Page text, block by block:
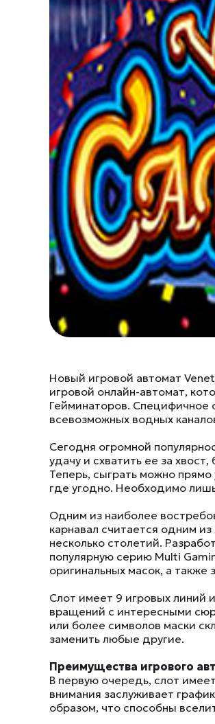
Новый игровой автомат
игровой онлайн-автомат,
Гейминаторов. Специфичное
всевозможных водных
Сегодня огромной
удачу и схватить ее за
Теперь, сыграть можно
где угодно. Необходимо
Одним из наиболее
карнавал считается одним
несколько столетий.
популярную серию Multi
оригинальных масок, а также
Слот имеет 9 игровых линий
вращений с интересными
или более символов маски
заменить любые другие.
Преимущества игрового
В первую очередь, слот
внимания заслуживает
образом, что способны